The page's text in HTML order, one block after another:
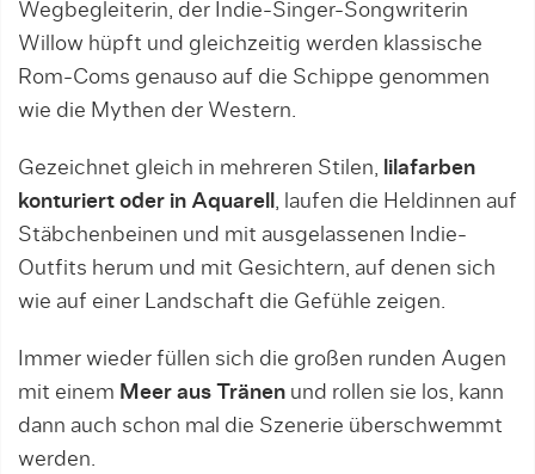
Wegbegleiterin, der Indie-Singer-Songwriterin
Willow hüpft und gleichzeitig werden klassische
Rom-Coms genauso auf die Schippe genommen
wie die Mythen der Western.
Gezeichnet gleich in mehreren Stilen, lilafarben
konturiert oder in Aquarell , laufen die Heldinnen auf
Stäbchenbeinen und mit ausgelassenen Indie-
Outfits herum und mit Gesichtern, auf denen sich
wie auf einer Landschaft die Gefühle zeigen.
Immer wieder füllen sich die großen runden Augen
mit einem Meer aus Tränen und rollen sie los, kann
dann auch schon mal die Szenerie überschwemmt
werden.